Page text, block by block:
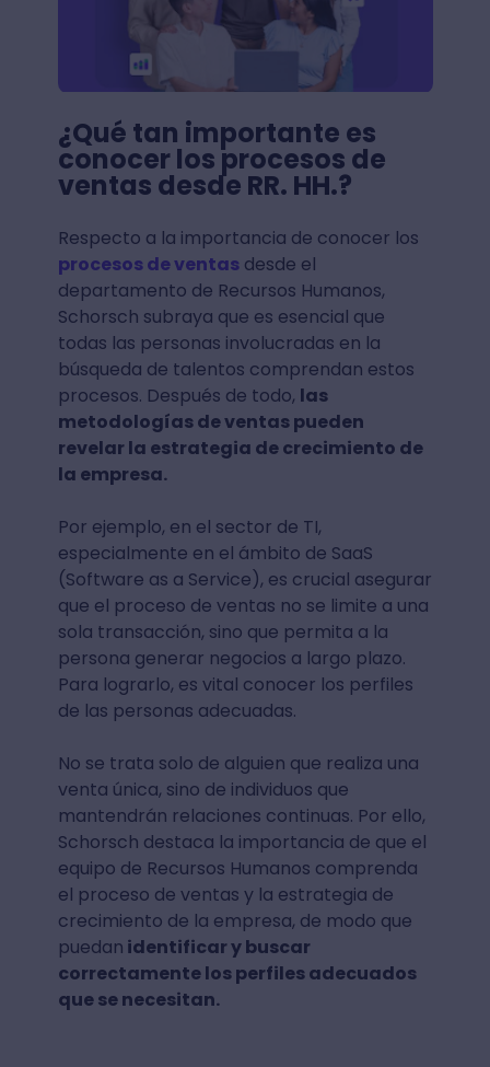
¿Qué tan importante es
conocer los procesos de
ventas desde RR. HH.?
Respecto a la importancia de conocer los
procesos de ventasdesde el
departamento de Recursos Humanos,
Schorsch subraya que es esencial que
todas las personas involucradas en la
búsqueda de talentos comprendan estos
procesos. Después de todo, las
metodologías de ventas pueden
revelar la estrategia de crecimiento de
la empresa.
Por ejemplo, en el sector de TI,
especialmente en el ámbito de SaaS
(Software as a Service), es crucial asegurar
que el proceso de ventas no se limite a una
sola transacción, sino que permita a la
persona generar negocios a largo plazo.
Para lograrlo, es vital conocer los perfiles
de las personas adecuadas.
No se trata solo de alguien que realiza una
venta única, sino de individuos que
mantendrán relaciones continuas. Por ello,
Schorsch destaca la importancia de que el
equipo de Recursos Humanos comprenda
el proceso de ventas y la estrategia de
crecimiento de la empresa, de modo que
puedan identificar y buscar
correctamente los perfiles adecuados
que se necesitan.